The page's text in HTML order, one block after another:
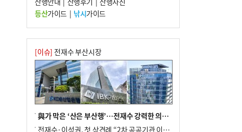
8
이임생, 홍명보 선임 독단적 결정 아냐…면
담 메모 제출
10 경찰가족 관련 사건 45건…그동안 파악조
차 안해
등산가이드| 낚시가이드
[이슈] 전재수 부산시장
與가 막은 ‘산은 부산행’…전재수 강력한 의지 표명 없인 공염불
전재수·이성권, 첫 상견례 “2차 공공기관 이전 초당 협력”(종합)